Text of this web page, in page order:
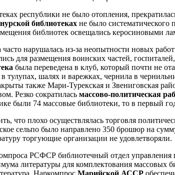
республики не было отопления,
библиотеках не было систематического
библиотек освещались керосиновыми
часто нарушалась из-за неопытности новых
для размещения воинских частей,
была переведена в клуб, который почти не
тулупах, шалях и варежках, чернила в
также Мари-Турекская и Звениговская
Резко сократиласьмассово-политическая
были 74 массовые библиотеки, то в первый
что плохо осуществлялась торговля
сельпо было направлено 350 брошюр на
торгующие организации не удовлетворяли.
РСФСР библиотечный отдел управления
литературы для комплектования массовых